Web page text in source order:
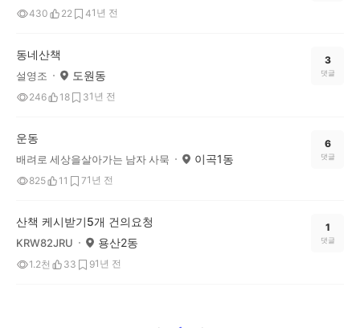
430 22 41년 전
동네산책
설영조 도원동
246 18 31년 전
3
댓글
운동
배려로 세상을살아가는 남자 사묵 이곡1동
825 11 71년 전
6
댓글
산책 케시받기5개 건의요청
KRW82JRU 용산2동
1.2천 33 91년 전
1
댓글